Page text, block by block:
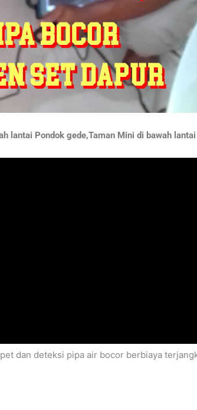
lantai Pondok gede,Taman Mini di bawah lantai
dan deteksi pipa air bocor berbiaya